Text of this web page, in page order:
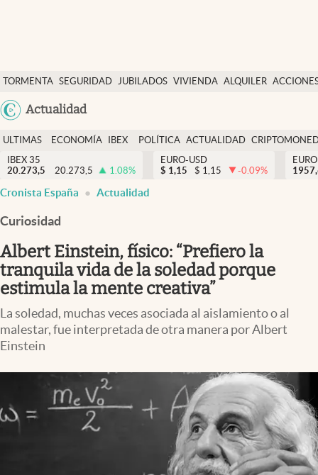
TORMENTA SEGURIDAD JUBILADOS VIVIENDA ALQUILER
Actualidad
Economía y finanzas
Política
Actualidad
Criptomonedas
España
ULTIMAS
NOTICIAS
ECONOMÍA
FINANZAS
IBEX
EURO
POLÍTICA ACTUALIDAD
IBEX 35
20.273,5
20.273,5 1.08%
EURO-USD
$ 1,15 $ 1,15 -0.09%
Cronista España Actualidad
Curiosidad
Albert Einstein, físico: “Prefiero la
tranquila vida de la soledad porque
estimula la mente creativa”
La soledad, muchas veces asociada al aislamiento o al
malestar, fue interpretada de otra manera por Albert
Einstein